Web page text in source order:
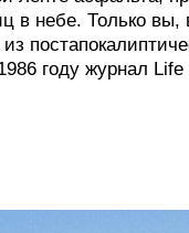
в небе. Только вы,
году журнал